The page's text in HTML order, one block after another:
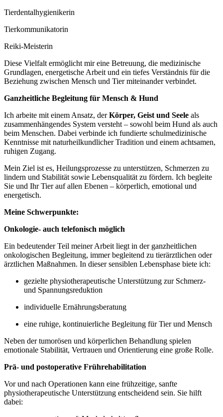
Tierdentalhygienikerin
Tierkommunikatorin
Reiki-Meisterin
Diese Vielfalt ermöglicht mir eine Betreuung, die medizinische
Grundlagen, energetische Arbeit und ein tiefes Verständnis für die
Beziehung zwischen Mensch und Tier miteinander verbindet.
Ganzheitliche Begleitung für Mensch & Hund
Ich arbeite mit einem Ansatz, derKörper, Geist und Seele als
zusammenhängendes System versteht – sowohl beim Hund als auch
beim Menschen. Dabei verbinde ich fundierte schulmedizinische
Kenntnisse mit naturheilkundlicher Tradition und einem achtsamen,
ruhigen Zugang.
Mein Ziel ist es, Heilungsprozesse zu unterstützen, Schmerzen zu
lindern und Stabilität sowie Lebensqualität zu fördern. Ich begleite
Sie und Ihr Tier auf allen Ebenen – körperlich, emotional und
energetisch.
Meine Schwerpunkte:
Onkologie- auch telefonisch möglich
Ein bedeutender Teil meiner Arbeit liegt in der ganzheitlichen
onkologischen Begleitung, immer begleitend zu tierärztlichen oder
ärztlichen Maßnahmen. In dieser sensiblen Lebensphase biete ich:
gezielte physiotherapeutische Unterstützung zur Schmerz-
und Spannungsreduktion
individuelle Ernährungsberatung
eine ruhige, kontinuierliche Begleitung für Tier und Mensch
Neben der tumorösen und körperlichen Behandlung spielen
emotionale Stabilität, Vertrauen und Orientierung eine große Rolle.
Prä- und postoperative Frührehabilitation
Vor und nach Operationen kann eine frühzeitige, sanfte
physiotherapeutische Unterstützung entscheidend sein. Sie hilft
dabei: